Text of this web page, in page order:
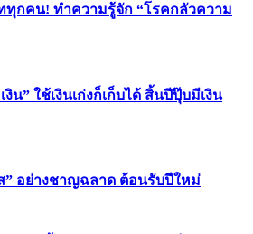
ทุกคน! ทำความรู้จัก “โรคกลัวความ
น” ใช้เงินเก่งก็เก็บได้ สิ้นปีปุ๊บมีเงิน
” อย่างชาญฉลาด ต้อนรับปีใหม่